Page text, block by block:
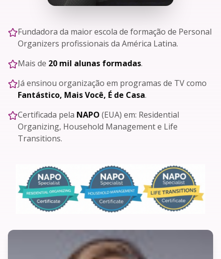
Fundadora da maior escola de formação de Personal
Organizers profissionais da América Latina.
Mais de 20 mil alunas formadas.
Já ensinou organização em programas de TV como
Fantástico, Mais Você, É de Casa.
Certificada pela NAPO (EUA) em: Residential
Organizing, Household Management e Life
Transitions.